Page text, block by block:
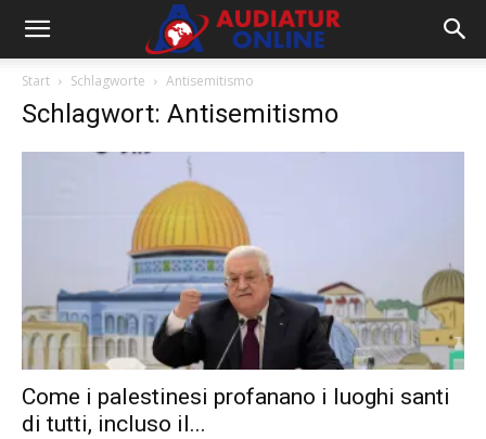
Start Schlagworte Antisemitismo
Schlagwort: Antisemitismo
Come i palestinesi profanano i luoghi santi
di tutti, incluso il...